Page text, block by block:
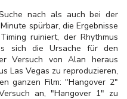
nach als auch bei der
spürbar, die Ergebnisse
ruiniert, der Rhythmus
sich die Ursache für den
Versuch von Alan heraus
Las Vegas zu reproduzieren,
ganzen Film: "Hangover 2"
an, "Hangover 1" zu